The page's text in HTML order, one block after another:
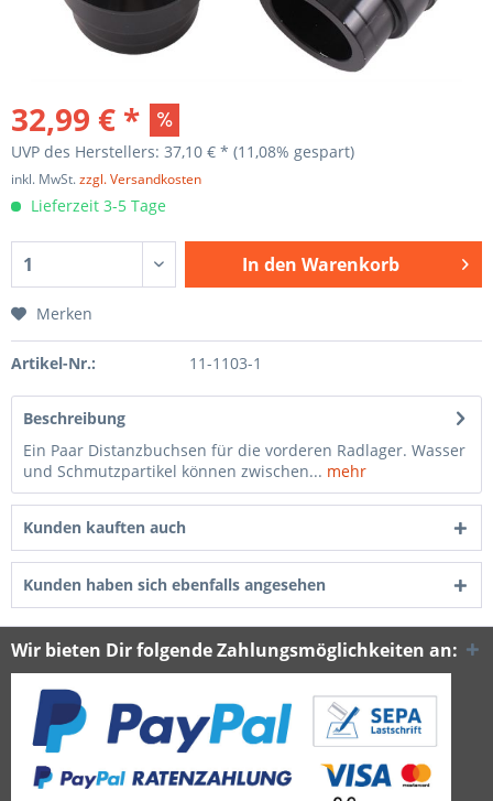
32,99 € *
UVP des Herstellers: 37,10 € * (11,08% gespart)
inkl. MwSt.zzgl. Versandkosten
Lieferzeit 3-5 Tage
In den Warenkorb
Merken
Artikel-Nr.: 11-1103-1
Beschreibung
Ein Paar Distanzbuchsen für die vorderen Radlager. Wasser
und Schmutzpartikel können zwischen... mehr
Kunden kauften auch
Kunden haben sich ebenfalls angesehen
Wir bieten Dir folgende Zahlungsmöglichkeiten an: